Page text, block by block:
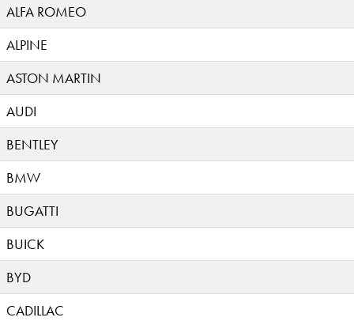
ALFA ROMEO
ALPINE
ASTON MARTIN
AUDI
BENTLEY
BMW
BUGATTI
BUICK
BYD
CADILLAC